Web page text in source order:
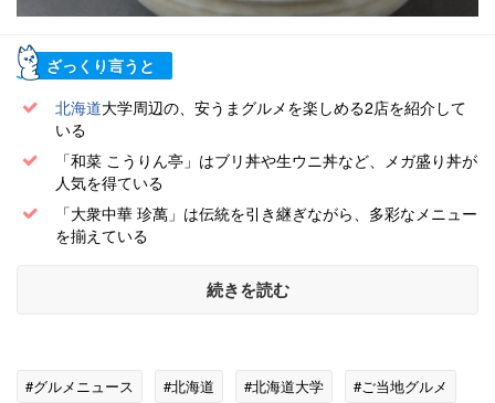
ざっくり言うと
北海道大学周辺の、安うまグルメを楽しめる2店を紹介して
いる
「和菜 こうりん亭」はブリ丼や生ウニ丼など、メガ盛り丼が
人気を得ている
「大衆中華 珍萬」は伝統を引き継ぎながら、多彩なメニュー
を揃えている
続きを読む
#グルメニュース #北海道 #北海道大学
#ご当地グルメ